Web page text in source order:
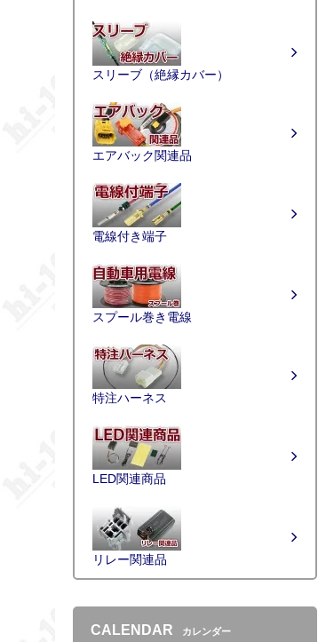
スリーブ（絶縁カバー）
エアバック関連品
電線付き端子
スプール巻き電線
特注ハーネス
LED関連商品
リレー関連品
CALENDAR カレンダー